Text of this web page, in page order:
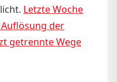
Letzte Woche
der
getrennte Wege